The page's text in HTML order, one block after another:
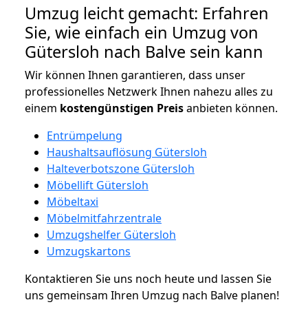
Umzug leicht gemacht: Erfahren
Sie, wie einfach ein Umzug von
Gütersloh nach Balve sein kann
Wir können Ihnen garantieren, dass unser
professionelles Netzwerk Ihnen nahezu alles zu
einem kostengünstigen Preisanbieten können.
Entrümpelung
Haushaltsauflösung Gütersloh
Halteverbotszone Gütersloh
Möbellift Gütersloh
Möbeltaxi
Möbelmitfahrzentrale
Umzugshelfer Gütersloh
Umzugskartons
Kontaktieren Sie uns noch heute und lassen Sie
uns gemeinsam Ihren Umzug nach Balve planen!